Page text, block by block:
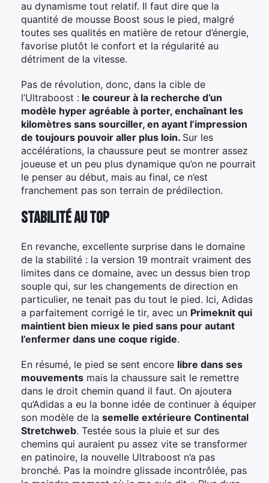
au dynamisme tout relatif. Il faut dire que la
quantité de mousse Boost sous le pied, malgré
toutes ses qualités en matière de retour d’énergie,
favorise plutôt le confort et la régularité au
détriment de la vitesse.
Pas de révolution, donc, dans la cible de
l’Ultraboost : le coureur à la recherche d’un
modèle hyper agréable à porter, enchaînant les
kilomètres sans sourciller, en ayant l’impression
de toujours pouvoir aller plus loin. Sur les
accélérations, la chaussure peut se montrer assez
joueuse et un peu plus dynamique qu’on ne pourrait
le penser au début, mais au final, ce n’est
franchement pas son terrain de prédilection.
Stabilité au top
En revanche, excellente surprise dans le domaine
de la stabilité : la version 19 montrait vraiment des
limites dans ce domaine, avec un dessus bien trop
souple qui, sur les changements de direction en
particulier, ne tenait pas du tout le pied. Ici, Adidas
a parfaitement corrigé le tir, avec un Primeknit qui
maintient bien mieux le pied sans pour autant
l’enfermer dans une coque rigide.
En résumé, le pied se sent encore libre dans ses
mouvements mais la chaussure sait le remettre
dans le droit chemin quand il faut. On ajoutera
qu’Adidas a eu la bonne idée de continuer à équiper
son modèle de la semelle extérieure Continental
Stretchweb. Testée sous la pluie et sur des
chemins qui auraient pu assez vite se transformer
en patinoire, la nouvelle Ultraboost n’a pas
bronché. Pas la moindre glissade incontrôlée, pas